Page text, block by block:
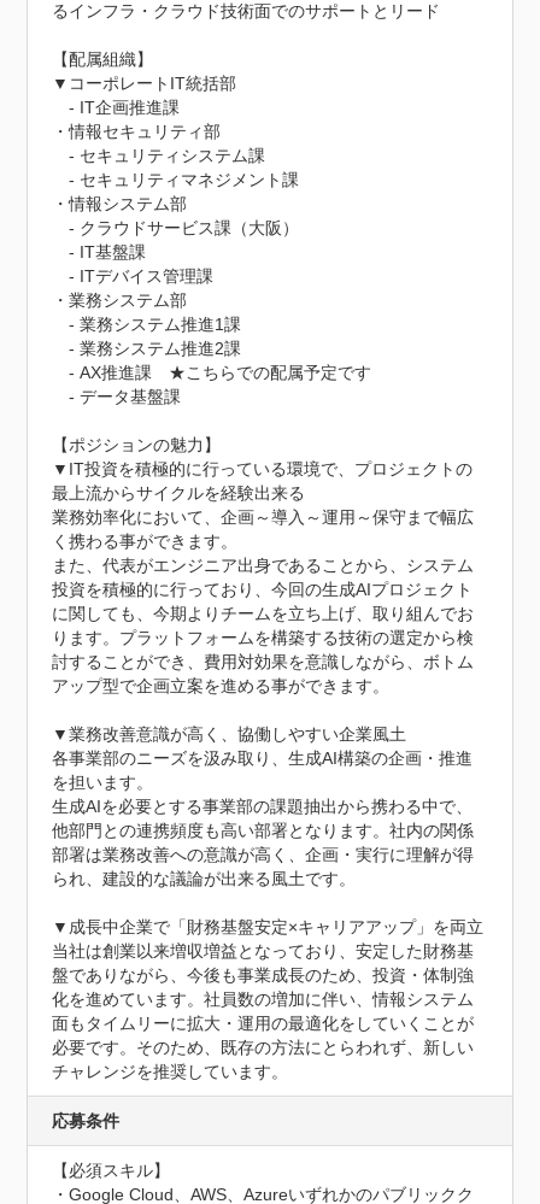
るインフラ・クラウド技術面でのサポートとリード
【配属組織】
▼コーポレートIT統括部
‐ IT企画推進課
・情報セキュリティ部
‐ セキュリティシステム課
‐ セキュリティマネジメント課
・情報システム部
‐ クラウドサービス課（大阪）
‐ IT基盤課
‐ ITデバイス管理課
・業務システム部
‐ 業務システム推進1課
‐ 業務システム推進2課
‐ AX推進課　★こちらでの配属予定です
‐ データ基盤課
【ポジションの魅力】
▼IT投資を積極的に行っている環境で、プロジェクトの
最上流からサイクルを経験出来る
業務効率化において、企画～導入～運用～保守まで幅広
く携わる事ができます。
また、代表がエンジニア出身であることから、システム
投資を積極的に行っており、今回の生成AIプロジェクト
に関しても、今期よりチームを立ち上げ、取り組んでお
ります。プラットフォームを構築する技術の選定から検
討することができ、費用対効果を意識しながら、ボトム
アップ型で企画立案を進める事ができます。
▼業務改善意識が高く、協働しやすい企業風土
各事業部のニーズを汲み取り、生成AI構築の企画・推進
を担います。
生成AIを必要とする事業部の課題抽出から携わる中で、
他部門との連携頻度も高い部署となります。社内の関係
部署は業務改善への意識が高く、企画・実行に理解が得
られ、建設的な議論が出来る風土です。
▼成長中企業で「財務基盤安定×キャリアアップ」を両立
当社は創業以来増収増益となっており、安定した財務基
盤でありながら、今後も事業成長のため、投資・体制強
化を進めています。社員数の増加に伴い、情報システム
面もタイムリーに拡大・運用の最適化をしていくことが
必要です。そのため、既存の方法にとらわれず、新しい
チャレンジを推奨しています。
応募条件
【必須スキル】
・Google Cloud、AWS、Azureいずれかのパブリックク